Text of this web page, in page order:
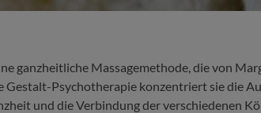
ganzheitliche Massagemethode, die von
Psychotherapie konzentriert sie die
und die Verbindung der verschiedenen